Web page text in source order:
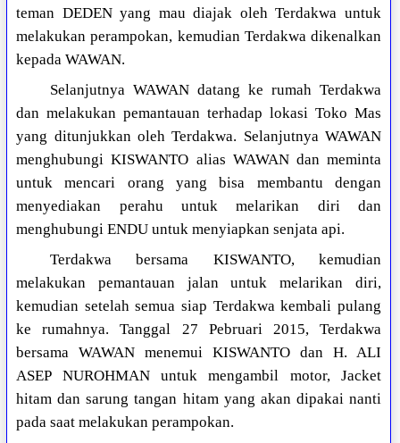
teman DEDEN yang mau diajak oleh Terdakwa untuk
melakukan perampokan, kemudian Terdakwa dikenalkan
kepada WAWAN.
Selanjutnya WAWAN datang ke rumah Terdakwa
dan melakukan pemantauan terhadap lokasi Toko Mas
yang ditunjukkan oleh Terdakwa. Selanjutnya WAWAN
menghubungi KISWANTO alias WAWAN dan meminta
untuk mencari orang yang bisa membantu dengan
menyediakan perahu untuk melarikan diri dan
menghubungi ENDU untuk menyiapkan senjata api.
Terdakwa bersama KISWANTO, kemudian
melakukan pemantauan jalan untuk melarikan diri,
kemudian setelah semua siap Terdakwa kembali pulang
ke rumahnya. Tanggal 27 Pebruari 2015, Terdakwa
bersama WAWAN menemui KISWANTO dan H. ALI
ASEP NUROHMAN untuk mengambil motor, Jacket
hitam dan sarung tangan hitam yang akan dipakai nanti
pada saat melakukan perampokan.